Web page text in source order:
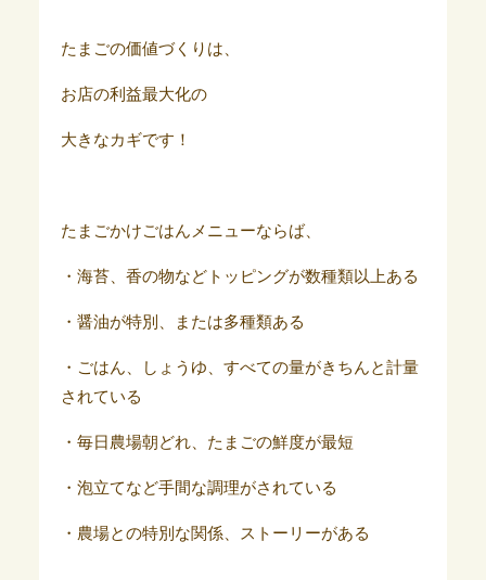
たまごの価値づくりは、
お店の利益最大化の
大きなカギです！
たまごかけごはんメニューならば、
・海苔、香の物などトッピングが数種類以上ある
・醤油が特別、または多種類ある
・ごはん、しょうゆ、すべての量がきちんと計量
されている
・毎日農場朝どれ、たまごの鮮度が最短
・泡立てなど手間な調理がされている
・農場との特別な関係、ストーリーがある